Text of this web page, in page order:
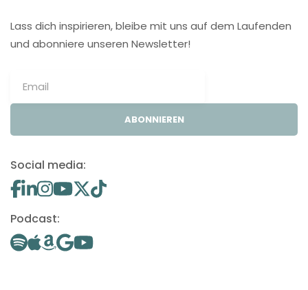
Lass dich inspirieren, bleibe mit uns auf dem Laufenden
und abonniere unseren Newsletter!
ABONNIEREN
Social media:
Podcast: